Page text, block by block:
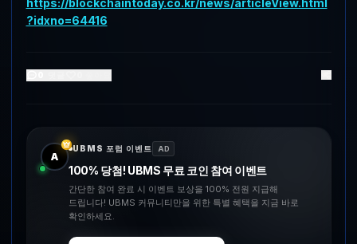
?idxno=64416
A
UBMS 포럼 이벤트 AD
100% 당첨! UBMS 무료 코인 참여 이벤트
간단한 참여 완료 시 이벤트 보상을 100% 전원 지급해
드립니다! UBMS 커뮤니티만을 위한 특별 혜택을 지금 바로
확인하세요.